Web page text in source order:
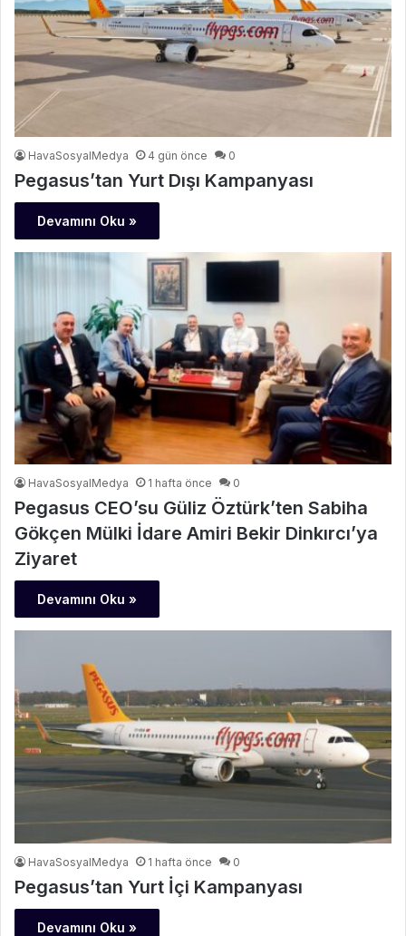
HavaSosyalMedya 4 gün önce 0
Pegasus’tan Yurt Dışı Kampanyası
Devamını Oku »
HavaSosyalMedya 1 hafta önce 0
Pegasus CEO’su Güliz Öztürk’ten Sabiha
Gökçen Mülki İdare Amiri Bekir Dinkırcı’ya
Ziyaret
Devamını Oku »
HavaSosyalMedya 1 hafta önce 0
Pegasus’tan Yurt İçi Kampanyası
Devamını Oku »